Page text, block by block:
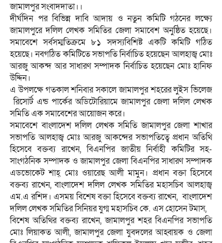
জামালপুর সংবাদদাতা।।
দীর্ঘদিন পর বিভিন্ন দাবি আদায় ও নতুন কমিটি গঠনের লক্ষ্যে
জামালপুরে দলিল লেখক সমিতির জেলা সমাবেশ অনুষ্ঠিত হয়েছে।
সমাবেশে সর্বসম্মতিক্রমে ৮১ সদস্যবিশিষ্ট একটি কমিটি গঠিত
হয়েছে। নবগঠিত কমিটিতে সভাপতি নির্বাচিত হয়েছেন আলহাজ্ব মোঃ
আরজু আকন্দ আর সাধারণ সম্পাদক নির্বাচিত হয়েছেন মোঃ হানিফ
উদ্দিন।
এ উপলক্ষে গতকাল শনিবার সকালে জামালপুর শহরের লুইস ভিলেজ
রিসোর্ট এন্ড পার্কের অডিটোরিয়ামে জামালপুর জেলা দলিল লেখক
সমিতি এক সমাবেশের আয়োজন করে।
সমাবেশে বাংলাদেশ দলিল লেখক সমিতি জামালপুর জেলা শাখার
সভাপতি আলহাজ্ব মোঃ আরজু আকন্দের সভাপতিত্বে প্রধান অতিথি
হিসেবে বক্তব্য রাখেন, বিএনপির জাতীয় নির্বাহী কমিটির সহ-
সাংগঠনিক সম্পাদক ও জামালপুর জেলা বিএনপির সাধারণ সম্পাদক
এডভোকেট শাহ্ মোঃ ওয়ারেছ আলী মামুন। প্রধান বক্তা হিসেবে
বক্তব্য রাখেন, বাংলাদেশ দলিল লেখক সমিতির মহাসচিব আলহাজ্ব
এম.এ রশিদ। এসময় বিশেষ বক্তা হিসেবে বক্তব্য রাখেন, বাংলাদেশ
দলিল লেখক সমিতির সিনিয়র যুগ্ম মহাসচিব কে. এস হোসেন টমাস,
বিশেষ অতিথির বক্তব্য রাখেন, জামালপুর শহর বিএনপির সভাপতি
মোঃ লিয়াকত আলী, জামালপুর জেলা যুবদলের আহ্বায়ক ও জেলা